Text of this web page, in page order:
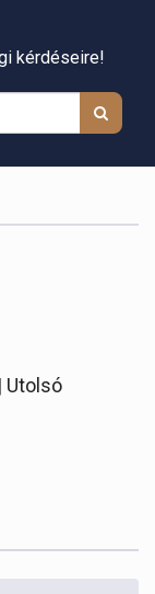
kérdéseire!
Utolsó